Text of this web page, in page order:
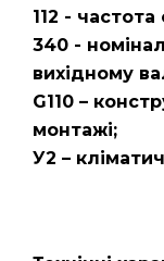
112 -
340 -
вихідному
G110 –
монтажі;
У2 –